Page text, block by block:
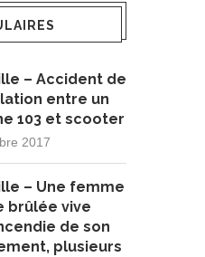
– Accident de
entre un
103 et scooter
2017
– Une femme
brûlée vive
de son
plusieurs